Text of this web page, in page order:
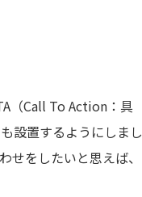
（Call To Action：具
設置するようにしまし
をしたいと思えば、